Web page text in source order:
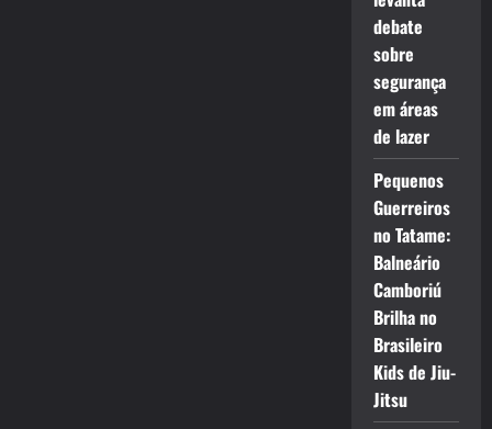
debate
sobre
segurança
em áreas
de lazer
Pequenos
Guerreiros
no Tatame:
Balneário
Camboriú
Brilha no
Brasileiro
Kids de Jiu-
Jitsu